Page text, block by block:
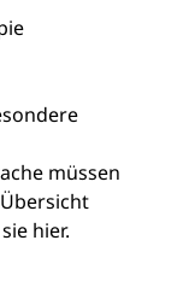
müssen
hier.